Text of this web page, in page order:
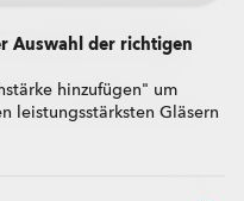
Auswahl der richtigen
hinzufügen" um
leistungsstärksten Gläsern